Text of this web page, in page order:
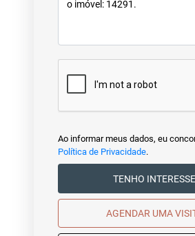
Ao informar meus dados, eu
Política de Privacidade.
TENHO INTERESSE
AGENDAR UMA